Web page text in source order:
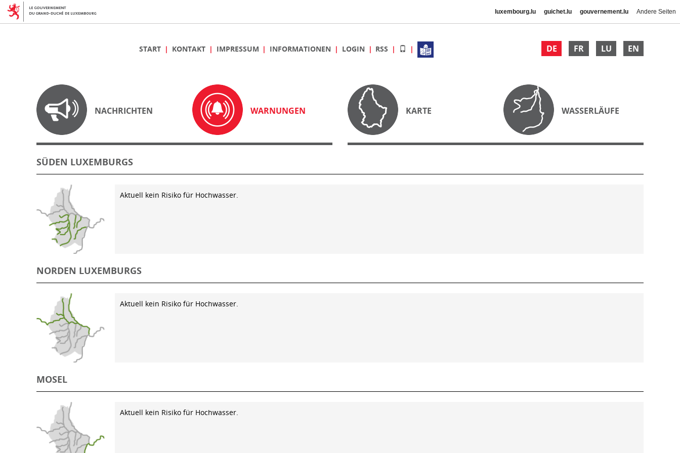
luxembourg.lu guichet.lu gouvernement.lu Andere Seiten
DE FR LU EN
START KONTAKT IMPRESSUM INFORMATIONEN LOGIN RSS
NACHRICHTEN WARNUNGEN KARTE WASSERLÄUFE
SÜDEN LUXEMBURGS
Aktuell kein Risiko für Hochwasser.
NORDEN LUXEMBURGS
Aktuell kein Risiko für Hochwasser.
MOSEL
Aktuell kein Risiko für Hochwasser.